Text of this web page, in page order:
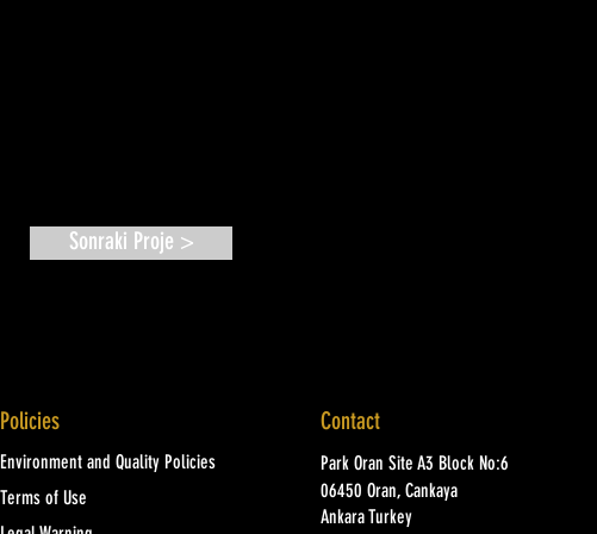
Sonraki Proje >
Policies
Environment and Quality Policies
Terms of Use
Contact
Park Oran Site A3 Block No:6
06450 Oran, Cankaya
Ankara Turkey